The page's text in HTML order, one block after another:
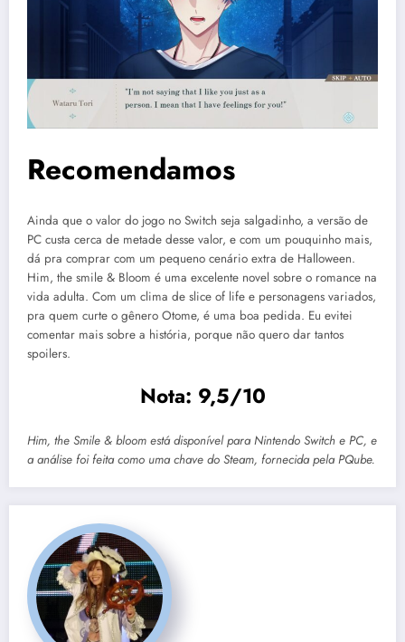
Recomendamos
Ainda que o valor do jogo no Switch seja salgadinho, a versão de
PC custa cerca de metade desse valor, e com um pouquinho mais,
dá pra comprar com um pequeno cenário extra de Halloween.
Him, the smile & Bloom é uma excelente novel sobre o romance na
vida adulta. Com um clima de slice of life e personagens variados,
pra quem curte o gênero Otome, é uma boa pedida. Eu evitei
comentar mais sobre a história, porque não quero dar tantos
spoilers.
Nota: 9,5/10
Him, the Smile & bloom está disponível para Nintendo Switch e PC, e
a análise foi feita como uma chave do Steam, fornecida pela PQube.